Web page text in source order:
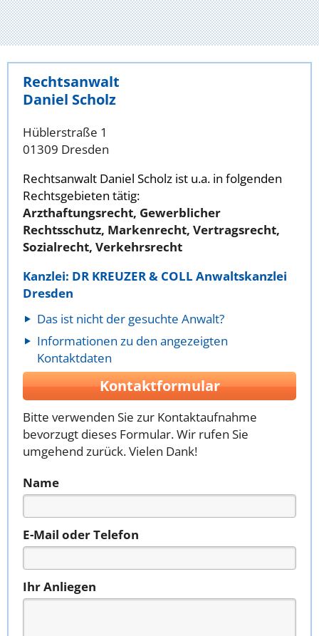
Rechtsanwalt
Daniel Scholz
Hüblerstraße 1
01309 Dresden
Rechtsanwalt Daniel Scholz ist u.a. in folgenden
Rechtsgebieten tätig:
Arzthaftungsrecht, Gewerblicher
Rechtsschutz, Markenrecht, Vertragsrecht,
Sozialrecht, Verkehrsrecht
Kanzlei: DR KREUZER & COLL Anwaltskanzlei
Dresden
Das ist nicht der gesuchte Anwalt?
Informationen zu den angezeigten
Kontaktdaten
Kontaktformular
Bitte verwenden Sie zur Kontaktaufnahme
bevorzugt dieses Formular. Wir rufen Sie
umgehend zurück. Vielen Dank!
Name
E-Mail oder Telefon
Ihr Anliegen